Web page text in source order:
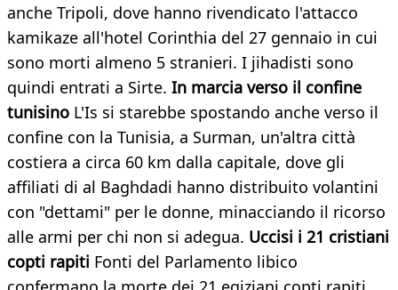
anche Tripoli, dove hanno rivendicato l'attacco
kamikaze all'hotel Corinthia del 27 gennaio in cui
sono morti almeno 5 stranieri. I jihadisti sono
quindi entrati a Sirte. In marcia verso il confine
tunisino L'Is si starebbe spostando anche verso il
confine con la Tunisia, a Surman, un'altra città
costiera a circa 60 km dalla capitale, dove gli
affiliati di al Baghdadi hanno distribuito volantini
con "dettami" per le donne, minacciando il ricorso
alle armi per chi non si adegua. Uccisi i 21 cristiani
copti rapiti Fonti del Parlamento libico